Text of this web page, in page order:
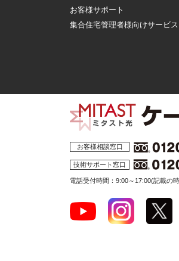
お客様サポート
集合住宅管理者様向けサービス
お客様相談窓口
技術サポート窓口
電話受付時間：9:00～17:00(記載の